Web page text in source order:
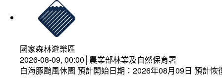
國家森林遊樂區
2026-08-09, 00:00│農業部林業及自然保育署
白海豚颱風休園 預計開始日期：2026年08月09日 預計